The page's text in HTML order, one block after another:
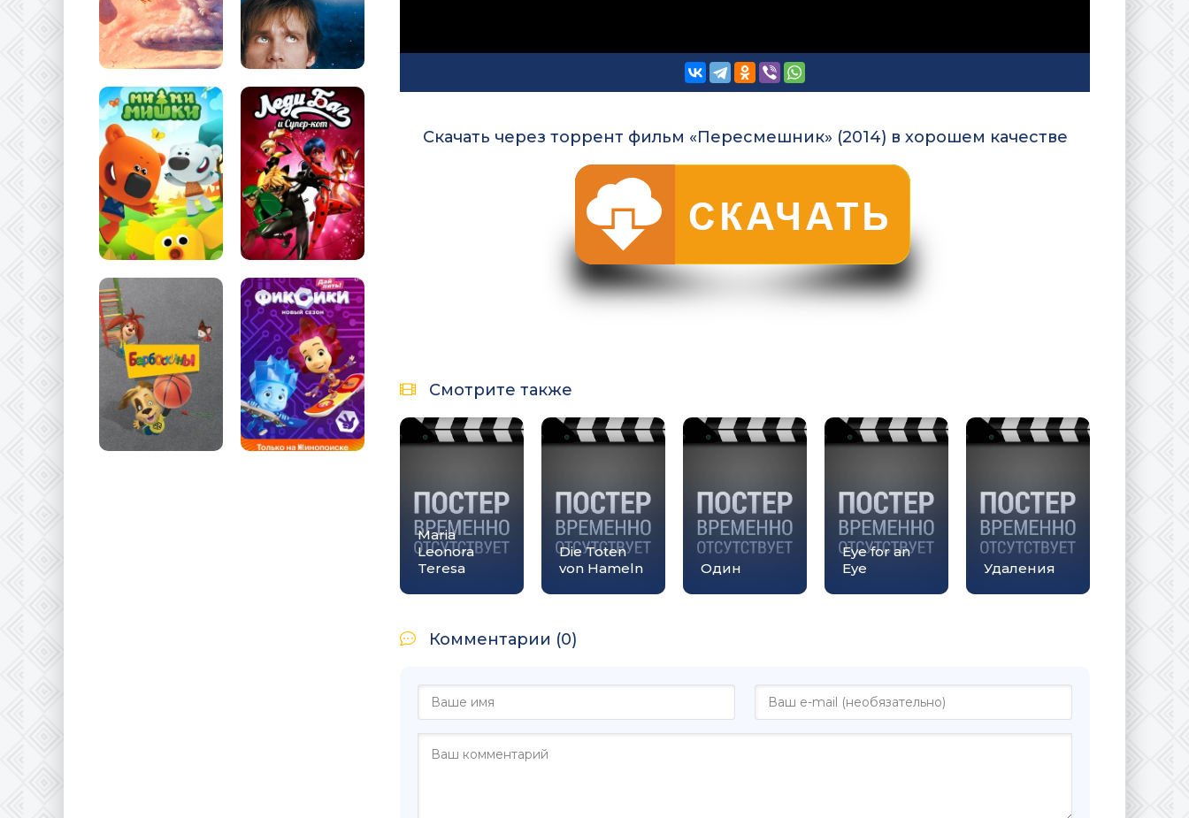
Скачать через торрент фильм «Пересмешник» (2014) в хорошем качестве
Смотрите также
Maria
Leonora
Teresa
Die Toten
von Hameln
Один
Eye for an
Eye
Удаления
Комментарии (0)